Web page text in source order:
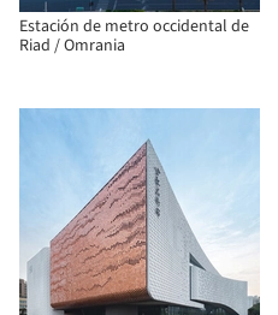
Estación de metro occidental de
Riad / Omrania